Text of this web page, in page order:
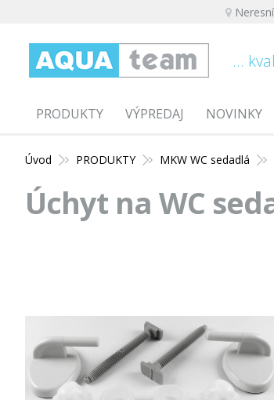
...
PRODUKTY NOVINKY
VÝPREDAJ
Úvod PRODUKTY MKW WC sedadlá
Úchyt na WC